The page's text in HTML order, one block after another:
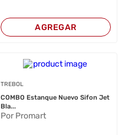
AGREGAR
TREBOL
COMBO Estanque Nuevo Sifon Jet
Bla...
Por Promart